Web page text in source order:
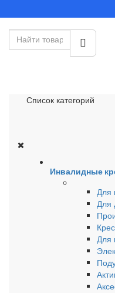
Список категорий
Инвалидные
Для
Для
Для